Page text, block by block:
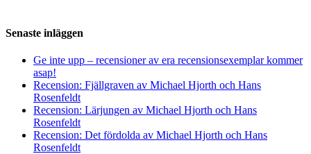
Senaste inläggen
Ge inte upp – recensioner av era recensionsexemplar kommer
asap!
Recension: Fjällgraven av Michael Hjorth och Hans
Rosenfeldt
Recension: Lärjungen av Michael Hjorth och Hans
Rosenfeldt
Recension: Det fördolda av Michael Hjorth och Hans
Rosenfeldt